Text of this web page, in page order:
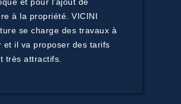
à la propriété. VICINI
se charge des travaux à
et il va proposer des tarifs
très attractifs.